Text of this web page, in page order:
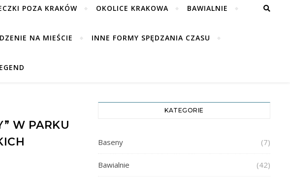
POZA KRAKÓW OKOLICE KRAKOWA BAWIALNIE
NA MIEŚCIE INNE FORMY SPĘDZANIA CZASU
W PARKU
KATEGORIE
Baseny (7)
Bawialnie (42)